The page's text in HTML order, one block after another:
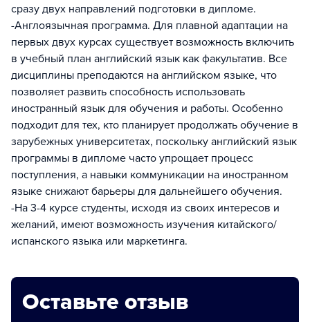
сразу двух направлений подготовки в дипломе.
-Англоязычная программа. Для плавной адаптации на
первых двух курсах существует возможность включить
в учебный план английский язык как факультатив. Все
дисциплины преподаются на английском языке, что
позволяет развить способность использовать
иностранный язык для обучения и работы. Особенно
подходит для тех, кто планирует продолжать обучение в
зарубежных университетах, поскольку английский язык
программы в дипломе часто упрощает процесс
поступления, а навыки коммуникации на иностранном
языке снижают барьеры для дальнейшего обучения.
-На 3-4 курсе студенты, исходя из своих интересов и
желаний, имеют возможность изучения китайского/
испанского языка или маркетинга.
Оставьте отзыв